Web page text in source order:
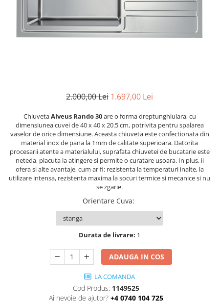
2.000,00 Lei 1.697,00 Lei
ChiuvetaAlveus Rando 30are o forma dreptunghiulara, cu
dimensiunea cuvei de 40 x 40 x 20.5 cm, potrivita pentru spalarea
vaselor de orice dimensiune. Aceasta chiuveta este confectionata din
material inox de pana la 1mm de calitate superioara. Datorita
procesarii atente a materialului, suprafata chiuvetei de bucatarie este
neteda, placuta la atingere si permite o curatare usoara. In plus, ii
ofera si alte avantaje, cum ar fi: rezistenta la temperaturi inalte, la
utilizare intensa, rezistenta maxima la socuri termice si mecanice si nu
se zgarie.
Orientare Cuva:
Durata de livrare: 1
ADAUGA IN COS
LA COMANDA
Cod Produs: 1149525
Ai nevoie de ajutor? +4 0740 104 725